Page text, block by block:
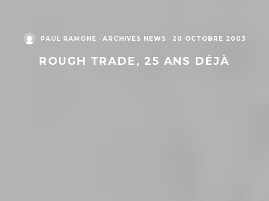
PAUL RAMONE · ARCHIVES NEWS · 20 OCTOBRE 2003
ROUGH TRADE, 25 ANS DÉJÀ